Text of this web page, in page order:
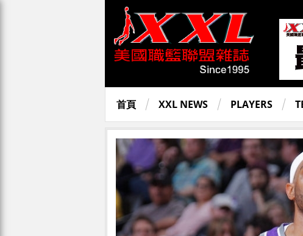
首頁 XXL NEWS PLAYERS